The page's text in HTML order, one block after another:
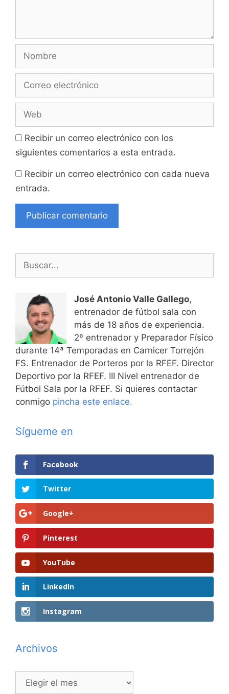
electrónico
Recibir un correo electrónico con los
siguientes comentarios a esta entrada.
Recibir un correo electrónico con cada nueva
entrada.
José Antonio Valle Gallego,
entrenador de fútbol sala con
más de 18 años de experiencia.
2º entrenador y Preparador Físico
durante 14ª Temporadas en Carnicer Torrejón
FS. Entrenador de Porteros por la RFEF. Director
Deportivo por la RFEF. III Nivel entrenador de
Fútbol Sala por la RFEF. Si quieres contactar
conmigo pincha este enlace.
Sígueme en
Facebook
Twitter
Google+
Pinterest
YouTube
LinkedIn
Instagram
Archivos
Archivos